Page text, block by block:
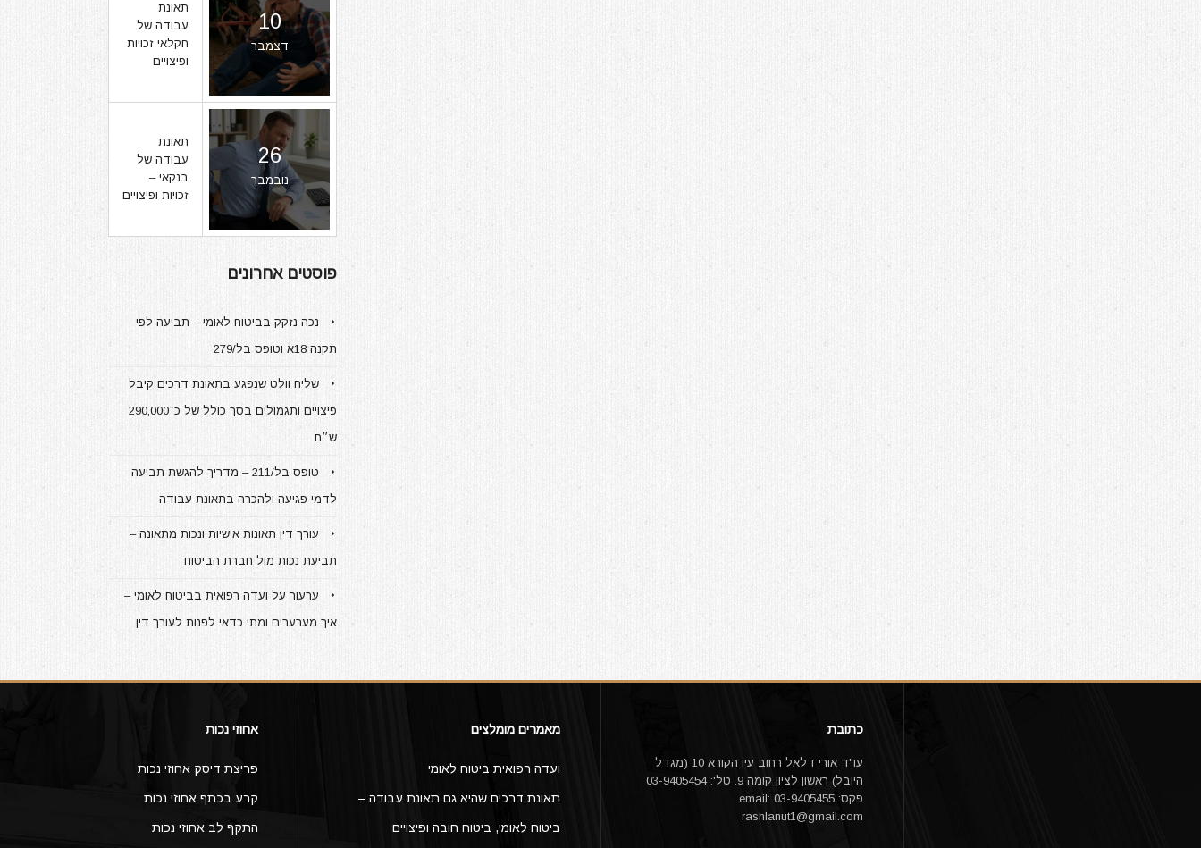
10
דצמבר
תאונת
עבודה של
חקלאי זכויות
ופיצויים
26
נובמבר
תאונת
עבודה של
בנקאי –
זכויות ופיצויים
פוסטים אחרונים
נכה נזקק בביטוח לאומי – תביעה לפי
תקנה 18א וטופס בל/279
שליח וולט שנפגע בתאונת דרכים קיבל
פיצויים ותגמולים בסך כולל של כ־290,000
ש״ח
טופס בל/211 – מדריך להגשת תביעה
לדמי פגיעה ולהכרה בתאונת עבודה
עורך דין תאונות אישיות ונכות מתאונה –
תביעת נכות מול חברת הביטוח
ערעור על ועדה רפואית בביטוח לאומי –
איך מערערים ומתי כדאי לפנות לעורך דין
אחוזי נכות
פריצת דיסק אחוזי נכות
קרע בכתף אחוזי נכות
התקף לב אחוזי נכות
מאמרים מומלצים
ועדה רפואית ביטוח לאומי
תאונת דרכים שהיא גם תאונת עבודה –
ביטוח לאומי, ביטוח חובה ופיצויים
כתובת
עו"ד אורי דלאל רחוב עין הקורא 10 (מגדל
היובל) ראשון לציון קומה 9. טל': 03-9405454
פקס: 03-9405455 email:
rashlanut1@gmail.com